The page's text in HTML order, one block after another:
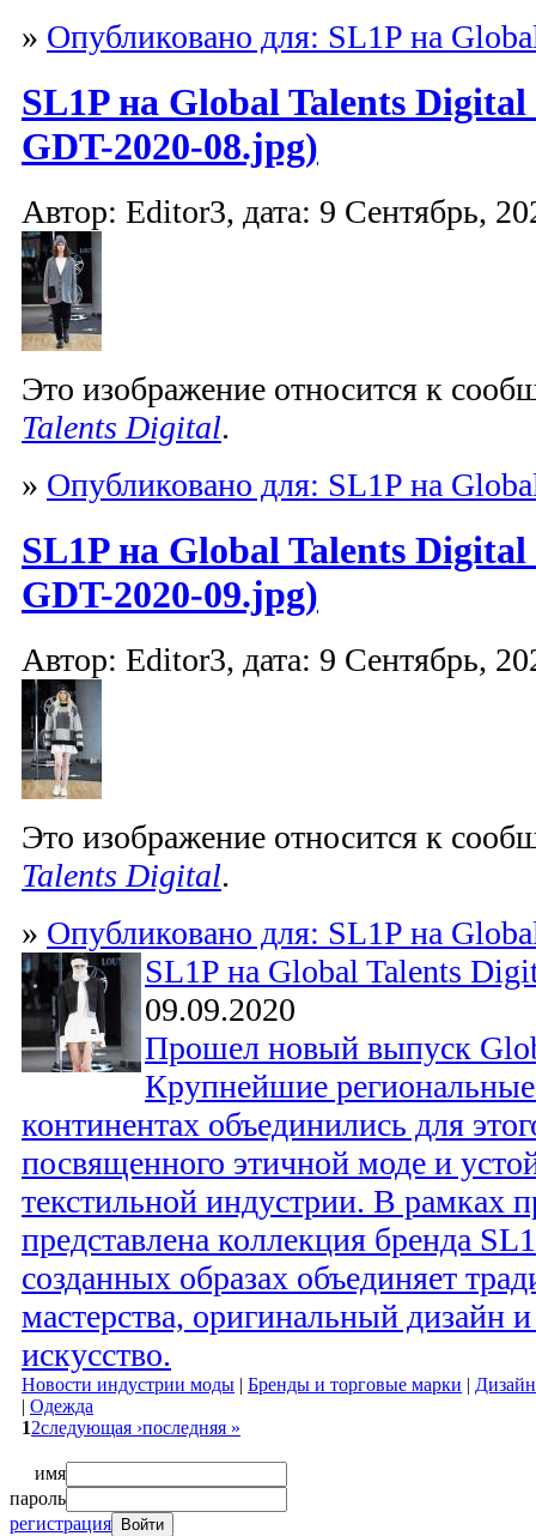
» Опубликовано для: SL1P на
SL1P на Global Talents Digital
GDT-2020-08.jpg)
Автор: Editor3, дата: 9 Сентябрь,
Это изображение относится к
Talents Digital.
» Опубликовано для: SL1P на
SL1P на Global Talents Digital
GDT-2020-09.jpg)
Автор: Editor3, дата: 9 Сентябрь,
Это изображение относится к
Talents Digital.
» Опубликовано для: SL1P на
SL1P на Global Talents
09.09.2020
Прошел новый выпуск
Крупнейшие
континентах объединились для
посвященного этичной моде и
текстильной индустрии. В рамках
представлена коллекция бренда
созданных образах объединяет
мастерства, оригинальный дизайн
искусство.
Новости индустрии моды | Бренды и торговые марки |
| Одежда
12следующая ›последняя »
имя
пароль
регистрация